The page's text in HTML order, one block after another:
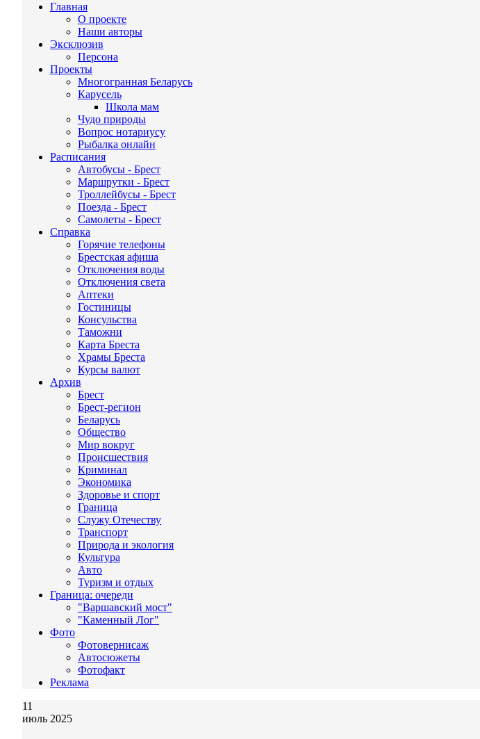
Главная
О проекте
Наши авторы
Эксклюзив
Персона
Проекты
Многогранная Беларусь
Карусель
Школа мам
Чудо природы
Вопрос нотариусу
Рыбалка онлайн
Расписания
Автобусы - Брест
Маршрутки - Брест
Троллейбусы - Брест
Поезда - Брест
Самолеты - Брест
Справка
Горячие телефоны
Брестская афиша
Отключения воды
Отключения света
Аптеки
Гостиницы
Консульства
Таможни
Карта Бреста
Храмы Бреста
Курсы валют
Архив
Брест
Брест-регион
Беларусь
Общество
Мир вокруг
Происшествия
Криминал
Экономика
Здоровье и спорт
Граница
Служу Отечеству
Транспорт
Природа и экология
Культура
Авто
Туризм и отдых
Граница: очереди
"Варшавский мост"
"Каменный Лог"
Фото
Фотовернисаж
Автосюжеты
Фотофакт
Реклама
11
июль 2025